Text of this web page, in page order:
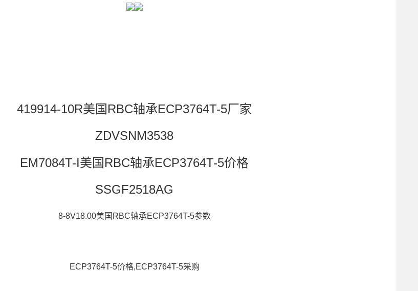
419914-10R美国RBC轴承ECP3764T-5厂家
ZDVSNM3538
EM7084T-I美国RBC轴承ECP3764T-5价格
SSGF2518AG
8-8V18.00美国RBC轴承ECP3764T-5参数
ECP3764T-5价格,ECP3764T-5采购